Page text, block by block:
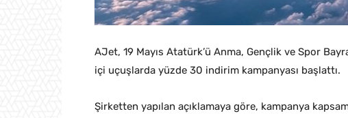
AJet, 19 Mayıs Atatürk’ü Anma, Gençlik ve Spor
içi uçuşlarda yüzde 30 indirim kampanyası başlattı.
Şirketten yapılan açıklamaya göre, kampanya